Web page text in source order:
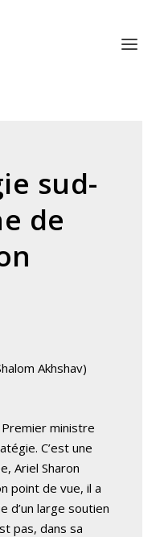
sud-
de
Akhshav)
ministre
C’est une
Ariel Sharon
point de vue, il a
d’un large soutien
pas, dans sa